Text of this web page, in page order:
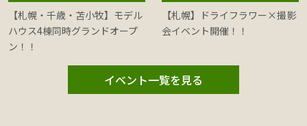
【札幌・千歳・苫小牧】モデル
ハウス4棟同時グランドオープ
ン！！
【札幌】ドライフラワー×撮影
会イベント開催！！
イベント一覧を見る